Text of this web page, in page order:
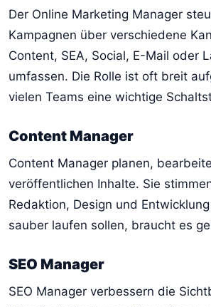
Der Online Marketing Manager
Kampagnen über verschiedene
Content, SEA, Social, E-Mail oder
umfassen. Die Rolle ist oft breit
vielen Teams eine wichtige
Content Manager
Content Manager planen,
veröffentlichen Inhalte. Sie
Redaktion, Design und
sauber laufen sollen, braucht es
SEO Manager
SEO Manager verbessern die